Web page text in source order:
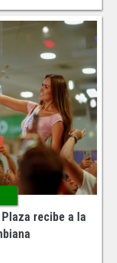
recibe a la